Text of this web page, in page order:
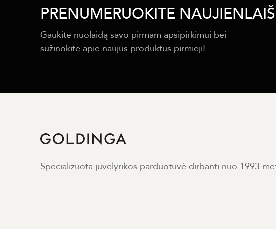
PRENUMERUOKITE
Gaukite nuolaidą savo pirmam apsipirkimui bei
sužinokite apie naujus produktus pirmieji!
Specializuota juvelyrikos parduotuvė dirbanti nuo 1993